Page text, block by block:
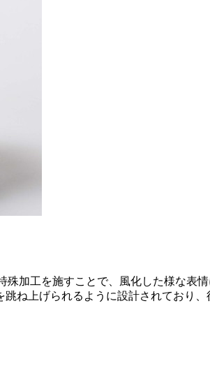
加工を施すことで、風化した様な表
ね上げられるように設計されており